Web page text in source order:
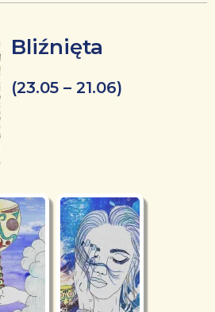
Bliźnięta
(23.05 – 21.06)